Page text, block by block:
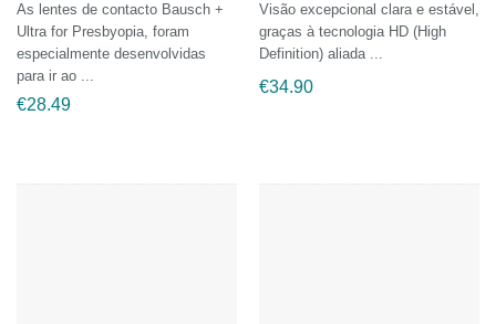
As lentes de contacto Bausch +
Ultra for Presbyopia, foram
especialmente desenvolvidas
para ir ao ...
€28.49
Visão excepcional clara e estável,
graças à tecnologia HD (High
Definition) aliada ...
€34.90